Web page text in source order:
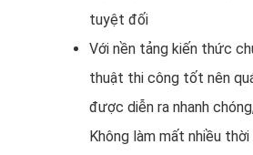
tuyệt đối
Với nền tảng kiến thức
thuật thi công tốt nên
được diễn ra nhanh
Không làm mất nhiều thời